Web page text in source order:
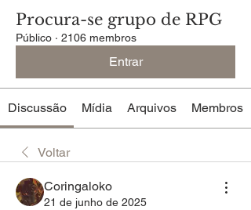
Procura-se grupo de RPG
Público · 2106 membros
Entrar
Discussão Mídia Arquivos Membros
Voltar
Coringaloko
21 de junho de 2025